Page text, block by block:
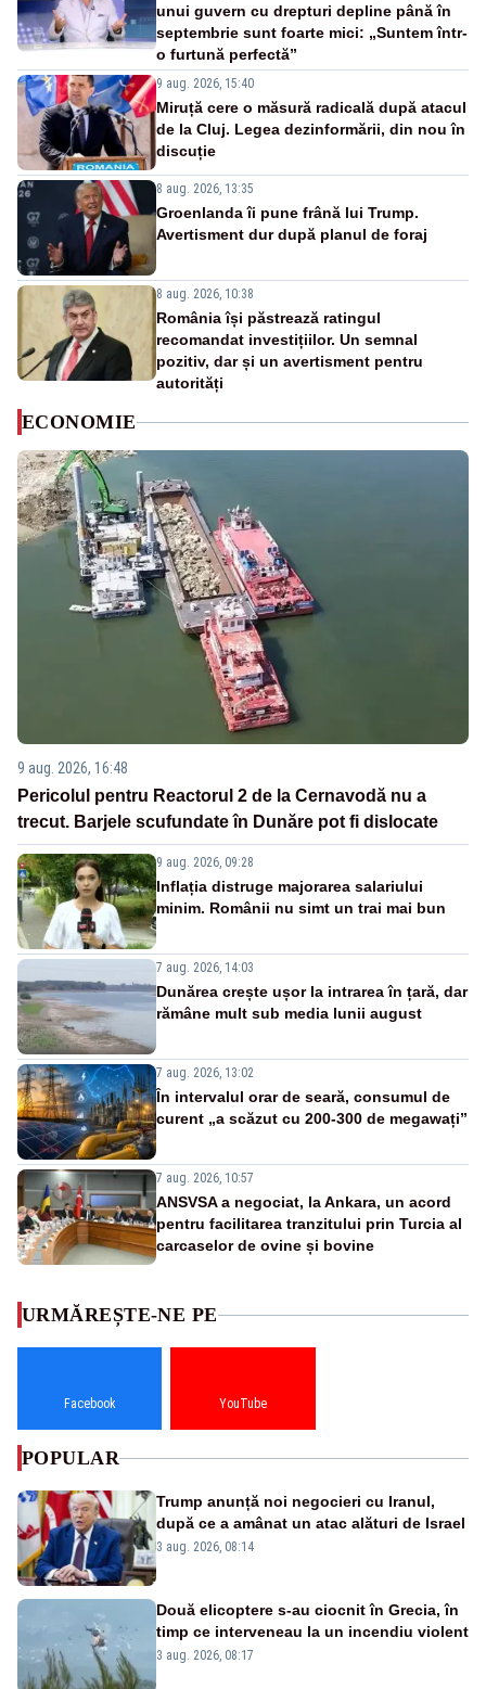
unui guvern cu drepturi depline până în
septembrie sunt foarte mici: „Suntem într-
o furtună perfectă”
9 aug. 2026, 15:40
Miruță cere o măsură radicală după atacul
de la Cluj. Legea dezinformării, din nou în
discuție
8 aug. 2026, 13:35
Groenlanda îi pune frână lui Trump.
Avertisment dur după planul de foraj
8 aug. 2026, 10:38
România își păstrează ratingul
recomandat investițiilor. Un semnal
pozitiv, dar și un avertisment pentru
autorități
ECONOMIE
9 aug. 2026, 16:48
Pericolul pentru Reactorul 2 de la Cernavodă nu a
trecut. Barjele scufundate în Dunăre pot fi dislocate
9 aug. 2026, 09:28
Inflația distruge majorarea salariului
minim. Românii nu simt un trai mai bun
7 aug. 2026, 14:03
Dunărea crește ușor la intrarea în țară, dar
rămâne mult sub media lunii august
7 aug. 2026, 13:02
În intervalul orar de seară, consumul de
curent „a scăzut cu 200-300 de megawați”
7 aug. 2026, 10:57
ANSVSA a negociat, la Ankara, un acord
pentru facilitarea tranzitului prin Turcia al
carcaselor de ovine și bovine
URMĂREȘTE-NE PE
Facebook YouTube
POPULAR
Trump anunță noi negocieri cu Iranul,
după ce a amânat un atac alături de Israel
3 aug. 2026, 08:14
Două elicoptere s-au ciocnit în Grecia, în
timp ce interveneau la un incendiu violent
3 aug. 2026, 08:17